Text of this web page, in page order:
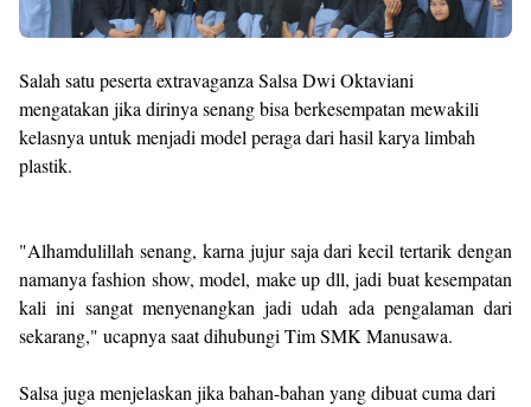
Salah satu peserta extravaganza Salsa Dwi Oktaviani
mengatakan jika dirinya senang bisa berkesempatan mewakili
kelasnya untuk menjadi model peraga dari hasil karya limbah
plastik.
"Alhamdulillah senang, karna jujur saja dari kecil tertarik dengan
namanya fashion show, model, make up dll, jadi buat kesempatan
kali ini sangat menyenangkan jadi udah ada pengalaman dari
sekarang," ucapnya saat dihubungi Tim SMK Manusawa.
Salsa juga menjelaskan jika bahan-bahan yang dibuat cuma dari